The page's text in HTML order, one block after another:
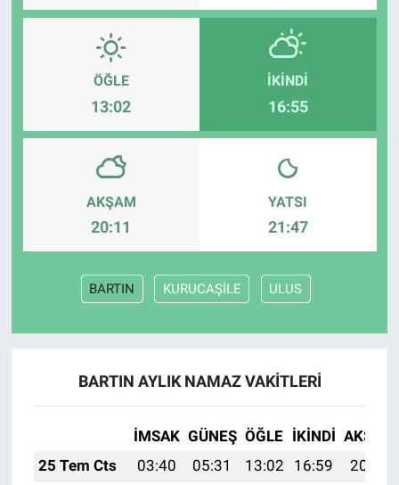
ÖĞLE
13:02
İKINDI
16:55
AKŞAM
20:11
YATSI
21:47
BARTIN KURUCAŞİLE ULUS
BARTIN AYLIK NAMAZ VAKITLERI
İMSAK GÜNEŞ ÖĞLE İKINDI AKŞAM
25 Tem Cts
03:40 05:31 13:02 16:59
20:23